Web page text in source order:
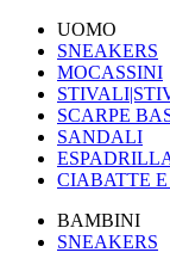
UOMO
SNEAKERS
MOCASSINI
SCARPE
SANDALI
CIABATTE
BAMBINI
SNEAKERS